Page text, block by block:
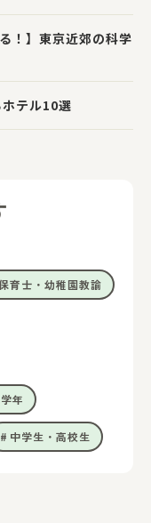
！】東京近郊の科学
テル10選
育士・幼稚園教諭
年
中学生・高校生